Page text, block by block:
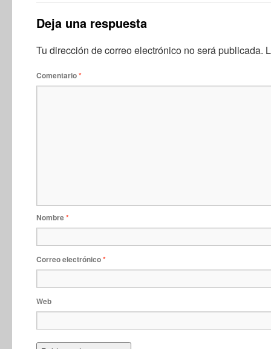
Deja una respuesta
Tu dirección de correo electrónico no será publicada.
Comentario*
Nombre*
Correo electrónico*
Web